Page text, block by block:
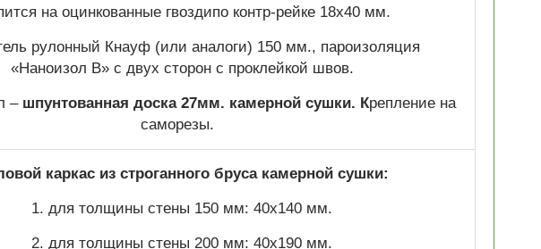
на оцинкованные гвоздипо контр-рейке 18х40 мм.
рулонный Кнауф (или аналоги) 150 мм., пароизоляция
«Наноизол В» с двух сторон с проклейкой швов.
– шпунтованная доска 27мм. камерной сушки. Крепление на
саморезы.
каркас из строганного бруса камерной сушки:
1. для толщины стены 150 мм: 40х140 мм.
2. для толщины стены 200 мм: 40х190 мм.